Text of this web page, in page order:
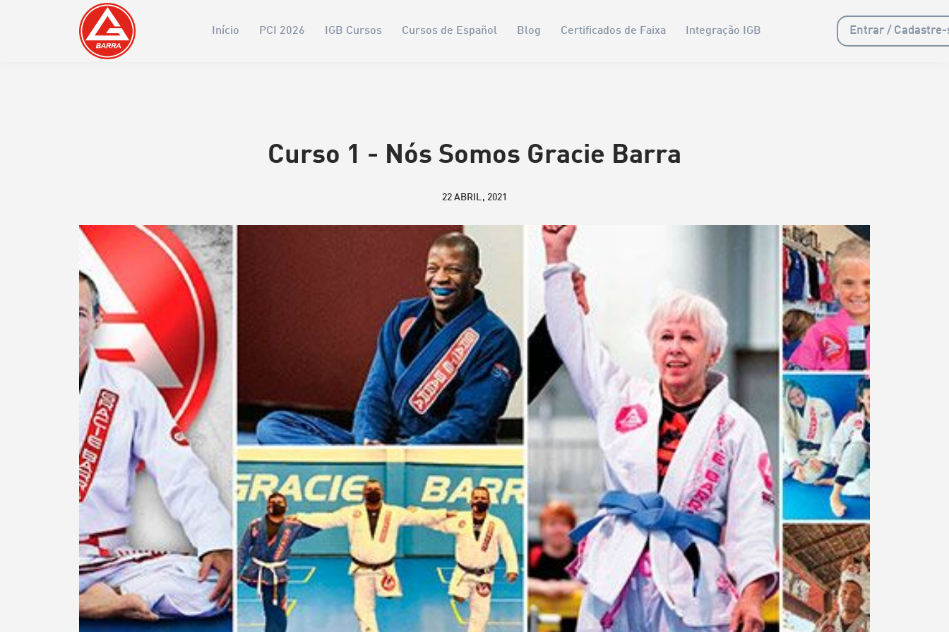
Início PCI 2026 IGB Cursos Cursos de Español Blog Certificados de Faixa Integração IGB Entrar / Cadastre-
Curso 1 - Nós Somos Gracie Barra
22 ABRIL, 2021